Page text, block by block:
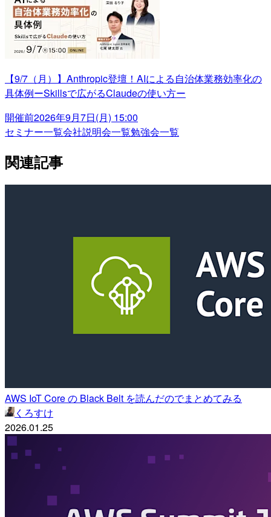
【9/7（月）】Anthropic登壇！AIによる自治体業務効率化の
具体例ーSkillsで広がるClaudeの使い方ー
開催前2026年9月7日(月) 15:00
セミナー一覧会社説明会一覧勉強会一覧
関連記事
AWS IoT Core の Black Belt を読んだのでまとめてみる
くろすけ
2026.01.25